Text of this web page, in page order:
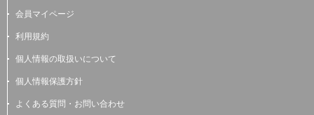
会員マイページ
利用規約
個人情報の取扱いについて
個人情報保護方針
よくある質問・お問い合わせ